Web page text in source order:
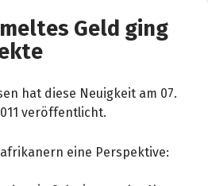
Geld ging
hat diese Neuigkeit am 07.
veröffentlicht.
eine Perspektive: